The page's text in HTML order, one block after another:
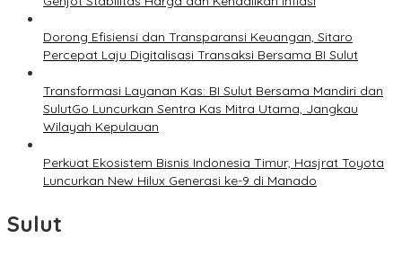
Dorong Efisiensi dan Transparansi Keuangan, Sitaro
Percepat Laju Digitalisasi Transaksi Bersama BI Sulut
Transformasi Layanan Kas: BI Sulut Bersama Mandiri dan
SulutGo Luncurkan Sentra Kas Mitra Utama, Jangkau
Wilayah Kepulauan
Perkuat Ekosistem Bisnis Indonesia Timur, Hasjrat Toyota
Luncurkan New Hilux Generasi ke-9 di Manado
Sulut